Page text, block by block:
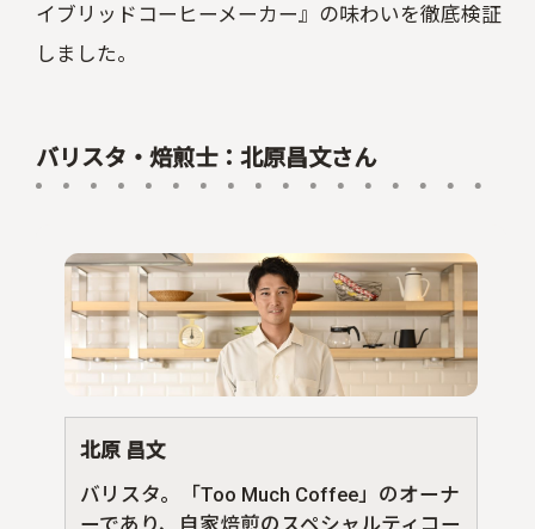
イブリッドコーヒーメーカー』の味わいを徹底検証
しました。
バリスタ・焙煎士：北原昌文さん
北原 昌文
バリスタ。「Too Much Coffee」のオーナ